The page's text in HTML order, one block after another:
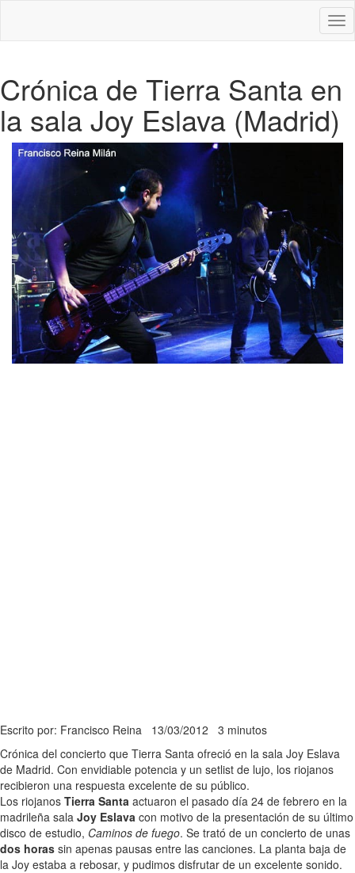
Crónica de Tierra Santa en
la sala Joy Eslava (Madrid)
Escrito por: Francisco Reina 13/03/2012 3 minutos
Crónica del concierto que Tierra Santa ofreció en la sala Joy Eslava
de Madrid. Con envidiable potencia y un setlist de lujo, los riojanos
recibieron una respuesta excelente de su público.
Los riojanos Tierra Santa actuaron el pasado día 24 de febrero en la
madrileña sala Joy Eslava con motivo de la presentación de su último
disco de estudio, Caminos de fuego. Se trató de un concierto de unas
dos horas sin apenas pausas entre las canciones. La planta baja de
la Joy estaba a rebosar, y pudimos disfrutar de un excelente sonido.